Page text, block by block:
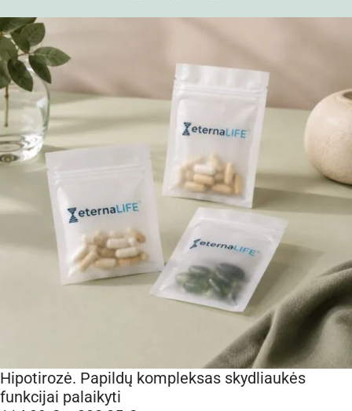
Hipotirozė. Papildų kompleksas skydliaukės
funkcijai palaikyti